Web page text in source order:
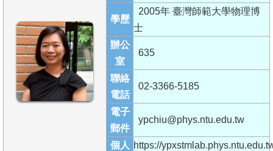
系
所
成
員
學
學歷
2005年 臺灣師範大學物理博
士
辦公
室
635
聯絡
電話
02-3366-5185
電子
郵件
ypchiu@phys.ntu.edu.tw
個人 https://